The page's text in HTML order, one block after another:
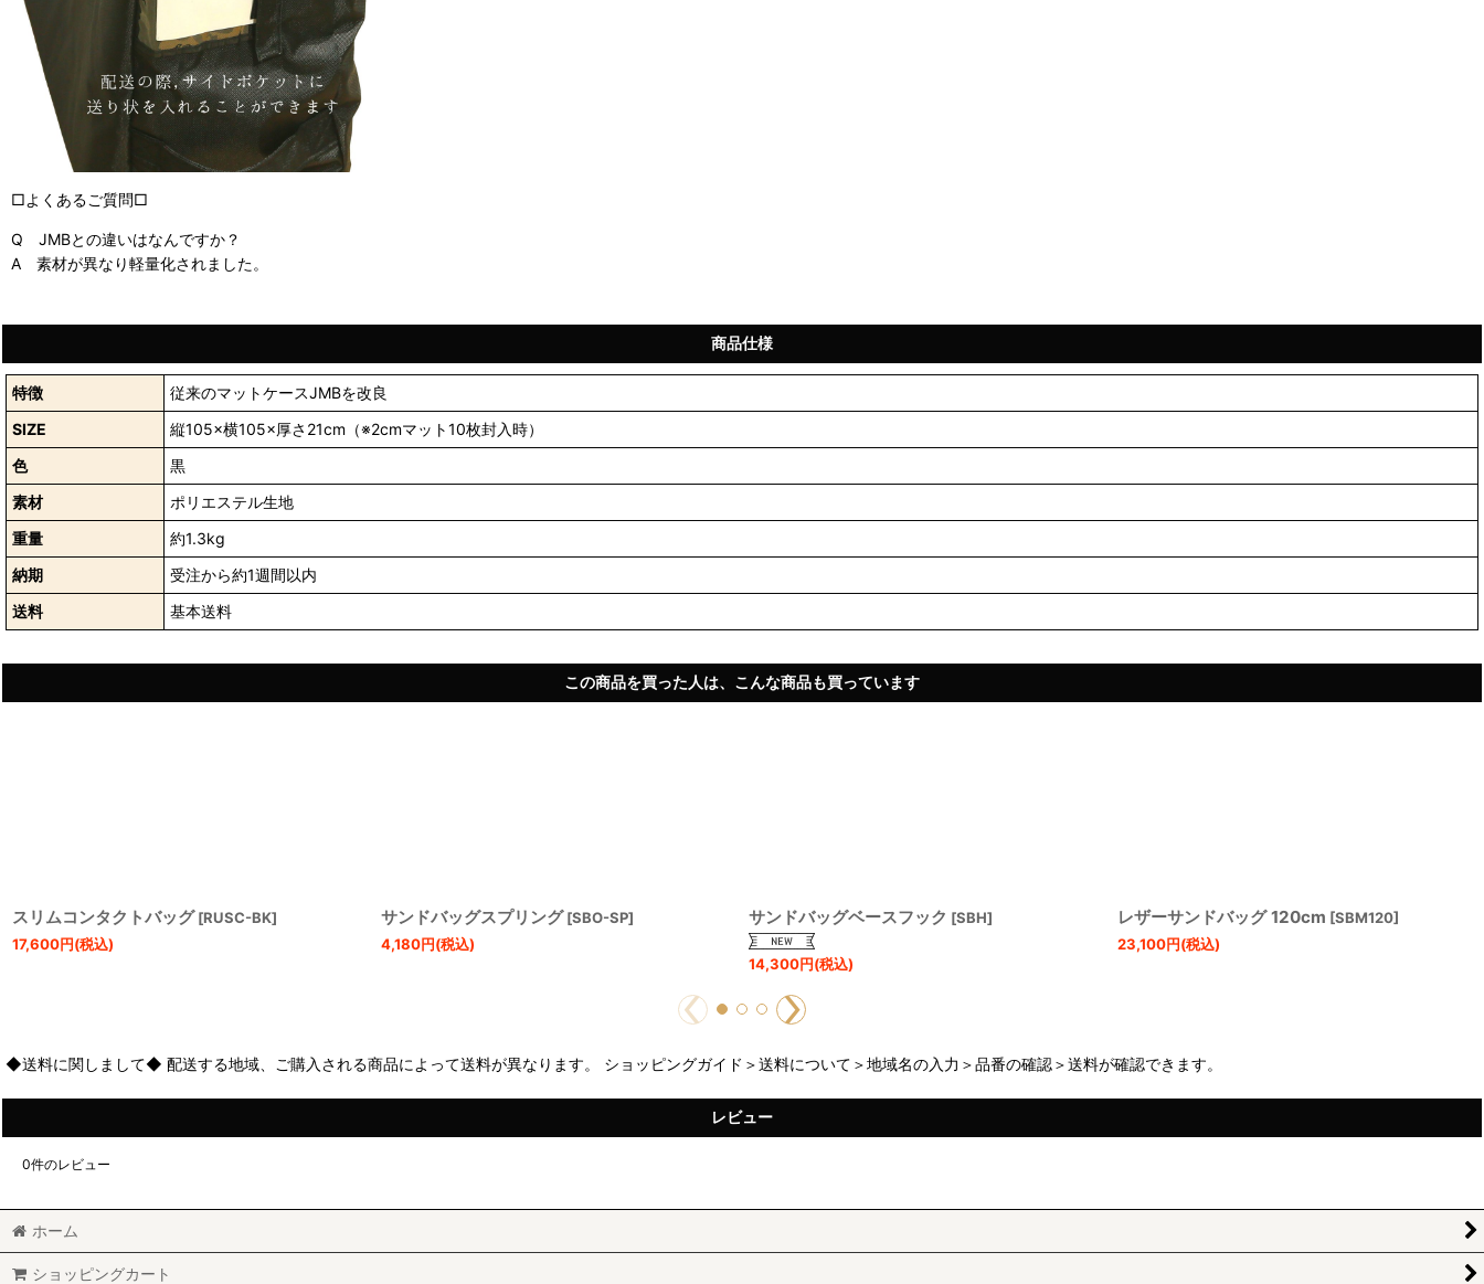
□よくあるご質問□
Q JMBとの違いはなんですか？
A 素材が異なり軽量化されました。
商品仕様
特徴
従来のマットケースJMBを改良
SIZE
縦105×横105×厚さ21cm（※2cmマット10枚封入時）
色
黒
素材
ポリエステル生地
重量
約1.3kg
納期
受注から約1週間以内
送料
基本送料
この商品を買った人は、こんな商品も買っています
スリムコンタクトバッグ [RUSC-BK]
17,600円(税込)
サンドバッグスプリング [SBO-SP]
4,180円(税込)
サンドバッグベースフック [SBH]
14,300円(税込)
レザーサンドバッグ 120cm [SBM120]
23,100円(税込)
◆送料に関しまして◆ 配送する地域、ご購入される商品によって送料が異なります。 ショッピングガイド＞送料について＞地域名の入力＞品番の確認＞送料が確認できます。
レビュー
0件のレビュー
ホーム
ショッピングカート